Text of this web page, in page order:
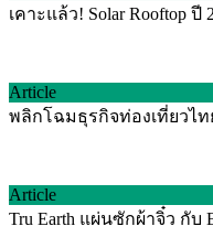
เคาะแล้ว! Solar Rooftop
Article
พลิกโฉมธุรกิจท่องเที่ยวไท
Article
Tru Earth แผ่นซักผ้าจิ๋ว กับ